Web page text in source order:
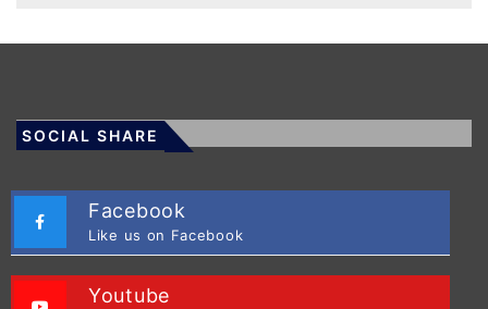
SOCIAL SHARE
Facebook
Like us on Facebook
Youtube